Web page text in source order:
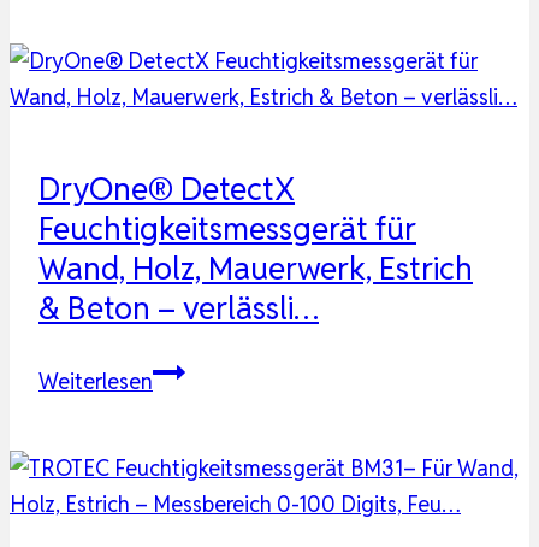
Zoll-
HD-
Großbild-
Feuchtemessgerät
mit
Stoffbeutel,
20-
DryOne® DetectX
Feuchtigkeitsmessgerät für
Wand, Holz, Mauerwerk, Estrich
& Beton – verlässli…
WeiterlesenDryOne®
für
Wand,